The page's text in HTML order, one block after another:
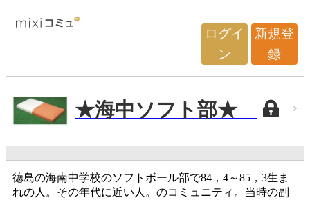
ログイ
ン
新規登
録
★海中ソフト部★
徳島の海南中学校のソフトボール部で84，4～85，3生ま
れの人。その年代に近い人。のコミュニティ。当時の副